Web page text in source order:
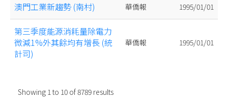
澳門工業新趨勢 (南村) 華僑報 1995/01/01
第三季度能源消耗量除電力
微減1%外其餘均有增長 (統
計司)
華僑報 1995/01/01
Showing 1to 10 of8789 results